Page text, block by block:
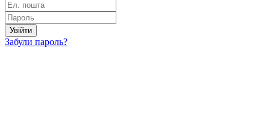
Увійти
Забули пароль?